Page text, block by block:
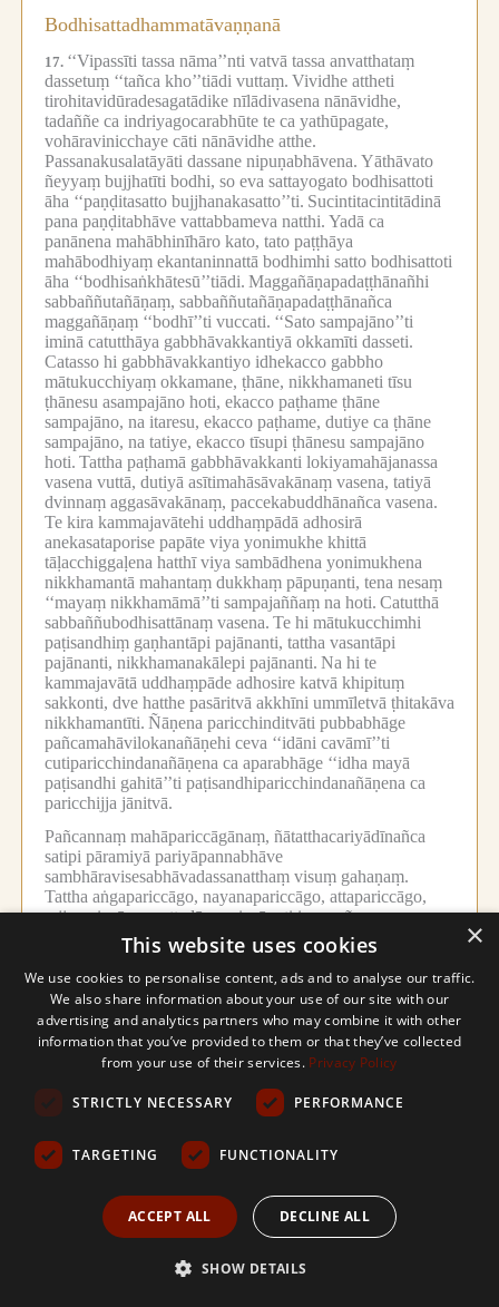
Bodhisattadhammatāvaṇṇanā
17. ‘‘Vipassīti tassa nāma’’nti vatvā tassa anvatthataṃ
dassetuṃ ‘‘tañca kho’’tiādi vuttaṃ. Vividhe attheti
tirohitavidūradesagatādike nīlādivasena nānāvidhe,
tadaññe ca indriyagocarabhūte te ca yathūpagate,
vohāravinicchaye cāti nānāvidhe atthe.
Passanakusalatāyāti dassane nipuṇabhāvena. Yāthāvato
ñeyyaṃ bujjhatīti bodhi, so eva sattayogato bodhisattoti
āha ‘‘paṇḍitasatto bujjhanakasatto’’ti. Sucintitacintitādinā
pana paṇḍitabhāve vattabbameva natthi. Yadā ca
panānena mahābhinīhāro kato, tato paṭṭhāya
mahābodhiyaṃ ekantaninnattā bodhimhi satto bodhisattoti
āha ‘‘bodhisaṅkhātesū’’tiādi. Maggañāṇapadaṭṭhānañhi
sabbaññutañāṇaṃ, sabbaññutañāṇapadaṭṭhānañca
maggañāṇaṃ ‘‘bodhī’’ti vuccati. ‘‘Sato sampajāno’’ti
iminā catutthāya gabbhāvakkantiyā okkamīti dasseti.
Catasso hi gabbhāvakkantiyo idhekacco gabbho
mātukucchiyaṃ okkamane, ṭhāne, nikkhamaneti tīsu
ṭhānesu asampajāno hoti, ekacco paṭhame ṭhāne
sampajāno, na itaresu, ekacco paṭhame, dutiye ca ṭhāne
sampajāno, na tatiye, ekacco tīsupi ṭhānesu sampajāno
hoti. Tattha paṭhamā gabbhāvakkanti lokiyamahājanassa
vasena vuttā, dutiyā asītimahāsāvakānaṃ vasena, tatiyā
dvinnaṃ aggasāvakānaṃ, paccekabuddhānañca vasena.
Te kira kammajavātehi uddhaṃpādā adhosirā
anekasataporise papāte viya yonimukhe khittā
tāḷacchiggaḷena hatthī viya sambādhena yonimukhena
nikkhamantā mahantaṃ dukkhaṃ pāpuṇanti, tena nesaṃ
‘‘mayaṃ nikkhamāmā’’ti sampajaññaṃ na hoti. Catutthā
sabbaññubodhisattānaṃ vasena. Te hi mātukucchimhi
paṭisandhiṃ gaṇhantāpi pajānanti, tattha vasantāpi
pajānanti, nikkhamanakālepi pajānanti. Na hi te
kammajavātā uddhaṃpāde adhosire katvā khipituṃ
sakkonti, dve hatthe pasāritvā akkhīni ummīletvā ṭhitakāva
nikkhamantīti. Ñāṇena paricchinditvāti pubbabhāge
pañcamahāvilokanañāṇehi ceva ‘‘idāni cavāmī’’ti
cutiparicchindanañāṇena ca aparabhāge ‘‘idha mayā
paṭisandhi gahitā’’ti paṭisandhiparicchindanañāṇena ca
paricchijja jānitvā.
Pañcannaṃ mahāpariccāgānaṃ, ñātatthacariyādīnañca
satipi pāramiyā pariyāpannabhāve
sambhāravisesabhāvadassanatthaṃ visuṃ gahaṇaṃ.
Tattha aṅgapariccāgo, nayanapariccāgo, attapariccāgo,
rajjapariccāgo, puttadārapariccāgoti ime pañca
mahāpariccāgā. Tatthāpi kāmaṃ aṅgapariccāgādayopi
dānapāramīyeva, tathāpi
pariccāgavisesabhāvadassanatthañceva
sudukkarabhāvadassanatthañca mahāpariccāgānaṃ visuṃ
gahaṇaṃ. Tato eva ca aṅgapariccāgatopi visuṃ
nayanapariccāgaggahaṇaṃ, pariccāgabhāvasāmaññepi
rajjapariccāgaputtadārapariccāgaggahaṇañca kataṃ.
Ñātīnaṃ atthacariyā ñātatthacariyā, sā ca kho
karuṇāyanavasena. Tathā sattalokassa
diṭṭhadhammikasamparāyikaparamatthānaṃ vasena
hitacariyā lokatthacariyā.
anavajjakammāyatanasippāyatanavijjāṭhānavasena,
attano, paresañca tattha satipaṭṭhānena ñāṇacāro
buddhacariyā, sā panatthato paññāpāramīyeva,
ñāṇasambhāravisesatādassanatthaṃ pana visuṃ gahaṇaṃ.
Buddhacariyānanti bahuvacananiddesena
pubbayogapubbacariyādhammakkhānādīnaṃ saṅgaho
×
This website uses cookies
We use cookies to personalise content, ads and to analyse our traffic.
We also share information about your use of our site with our
advertising and analytics partners who may combine it with other
information that you’ve provided to them or that they’ve collected
from your use of their services. Privacy Policy
STRICTLY NECESSARY PERFORMANCE
TARGETING FUNCTIONALITY
ACCEPT ALL DECLINE ALL
SHOW DETAILS